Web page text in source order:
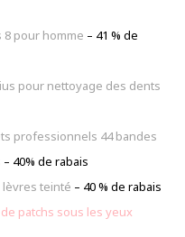
8 pour homme – 41 % de
pour nettoyage des dents
professionnels 44 bandes
– 40% de rabais
lèvres teinté – 40 % de rabais
patchs sous les yeux